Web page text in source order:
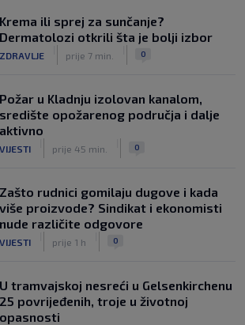
Krema ili sprej za sunčanje?
Dermatolozi otkrili šta je bolji izbor
ZDRAVLJE prije 7 min. 0
Požar u Kladnju izolovan kanalom,
središte opožarenog područja i dalje
aktivno
VIJESTI prije 45 min. 0
Zašto rudnici gomilaju dugove i kada
više proizvode? Sindikat i ekonomisti
nude različite odgovore
VIJESTI prije 1 h 0
U tramvajskoj nesreći u Gelsenkirchenu
25 povrijeđenih, troje u životnoj
opasnosti